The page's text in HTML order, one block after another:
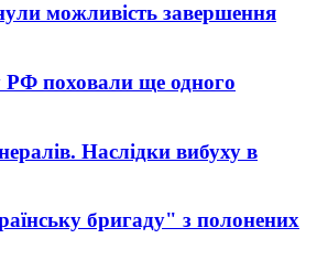
можливість завершення
РФ поховали ще одного
Наслідки вибуху в
бригаду" з полонених